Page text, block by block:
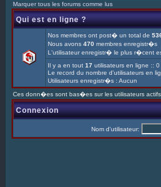
Marquer tous les forums comme lus
Qui est en ligne ?
Nos membres ont post� un total de
Nous avons 470 membres enregistr�s
L'utilisateur enregistr� le plus r�cent
Il y a en tout 17 utilisateurs en ligne ::
Le record du nombre d'utilisateurs en
Utilisateurs enregistr�s : Aucun
Ces donn�es sont bas�es sur les utilisateurs
Connexion
Nom d'utilisateur: